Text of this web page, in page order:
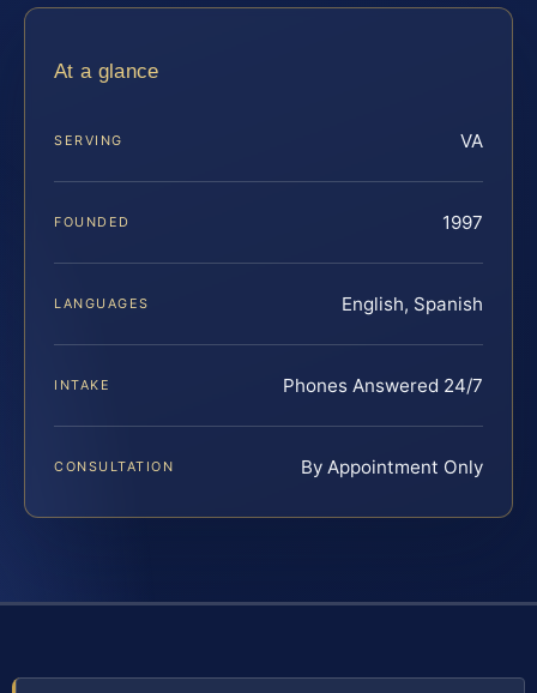
At a glance
SERVING VA
FOUNDED 1997
LANGUAGES English, Spanish
INTAKE Phones Answered 24/7
CONSULTATION By Appointment Only